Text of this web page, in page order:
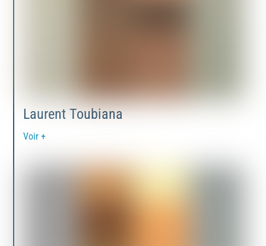
Laurent Toubiana
Voir +